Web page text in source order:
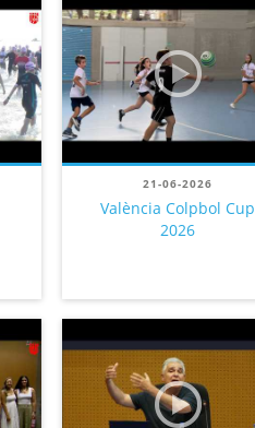
21-06-2026
València Colpbol Cup
2026